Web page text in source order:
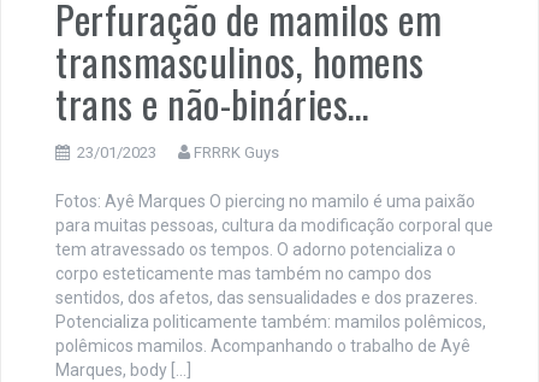
Perfuração de mamilos em
transmasculinos, homens
trans e não-bináries…
23/01/2023 FRRRK Guys
Fotos: Ayê Marques O piercing no mamilo é uma paixão
para muitas pessoas, cultura da modificação corporal que
tem atravessado os tempos. O adorno potencializa o
corpo esteticamente mas também no campo dos
sentidos, dos afetos, das sensualidades e dos prazeres.
Potencializa politicamente também: mamilos polêmicos,
polêmicos mamilos. Acompanhando o trabalho de Ayê
Marques, body […]